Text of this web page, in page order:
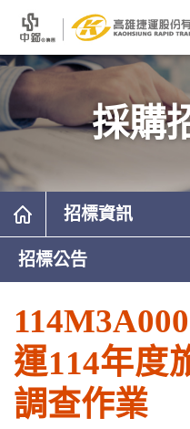
採購
招標資訊
招標公告
運114年度
調查作業